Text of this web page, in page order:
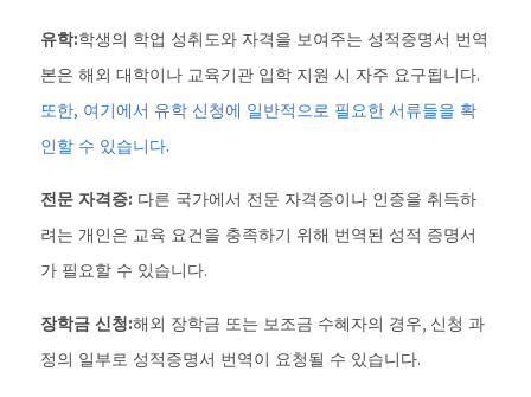
유학:학생의 학업 성취도와 자격을 보여주는 성적증명서 번역
본은 해외 대학이나 교육기관 입학 지원 시 자주 요구됩니다.
또한, 여기에서 유학 신청에 일반적으로 필요한 서류들을 확
인할 수 있습니다.
전문 자격증: 다른 국가에서 전문 자격증이나 인증을 취득하
려는 개인은 교육 요건을 충족하기 위해 번역된 성적 증명서
가 필요할 수 있습니다.
장학금 신청:해외 장학금 또는 보조금 수혜자의 경우, 신청 과
정의 일부로 성적증명서 번역이 요청될 수 있습니다.